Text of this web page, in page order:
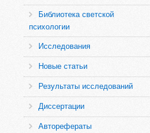
Библиотека светской
психологии
Исследования
Новые статьи
Результаты исследований
Диссертации
Авторефераты